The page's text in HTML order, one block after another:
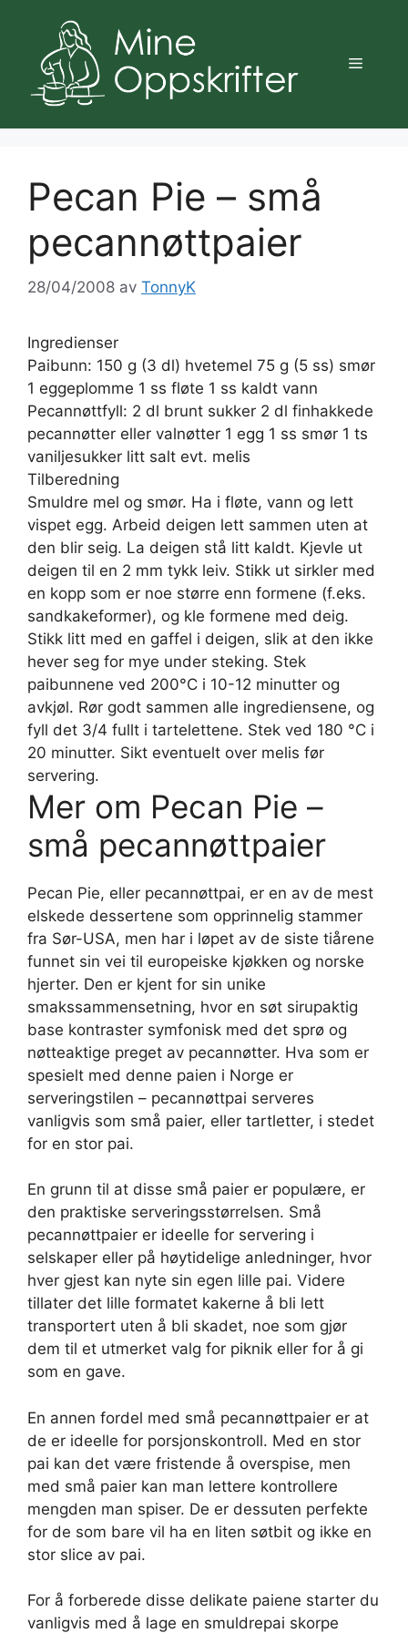
innhold
Meny
Pecan Pie – små
pecannøttpaier
28/04/2008 av TonnyK
Ingredienser
Paibunn: 150 g (3 dl) hvetemel 75 g (5 ss) smør
1 eggeplomme 1 ss fløte 1 ss kaldt vann
Pecannøttfyll: 2 dl brunt sukker 2 dl finhakkede
pecannøtter eller valnøtter 1 egg 1 ss smør 1 ts
vaniljesukker litt salt evt. melis
Tilberedning
Smuldre mel og smør. Ha i fløte, vann og lett
vispet egg. Arbeid deigen lett sammen uten at
den blir seig. La deigen stå litt kaldt. Kjevle ut
deigen til en 2 mm tykk leiv. Stikk ut sirkler med
en kopp som er noe større enn formene (f.eks.
sandkakeformer), og kle formene med deig.
Stikk litt med en gaffel i deigen, slik at den ikke
hever seg for mye under steking. Stek
paibunnene ved 200°C i 10-12 minutter og
avkjøl. Rør godt sammen alle ingrediensene, og
fyll det 3/4 fullt i tartelettene. Stek ved 180 °C i
20 minutter. Sikt eventuelt over melis før
servering.
Mer om Pecan Pie –
små pecannøttpaier
Pecan Pie, eller pecannøttpai, er en av de mest
elskede dessertene som opprinnelig stammer
fra Sør-USA, men har i løpet av de siste tiårene
funnet sin vei til europeiske kjøkken og norske
hjerter. Den er kjent for sin unike
smakssammensetning, hvor en søt sirupaktig
base kontraster symfonisk med det sprø og
nøtteaktige preget av pecannøtter. Hva som er
spesielt med denne paien i Norge er
serveringstilen – pecannøttpai serveres
vanligvis som små paier, eller tartletter, i stedet
for en stor pai.
En grunn til at disse små paier er populære, er
den praktiske serveringsstørrelsen. Små
pecannøttpaier er ideelle for servering i
selskaper eller på høytidelige anledninger, hvor
hver gjest kan nyte sin egen lille pai. Videre
tillater det lille formatet kakerne å bli lett
transportert uten å bli skadet, noe som gjør
dem til et utmerket valg for piknik eller for å gi
som en gave.
En annen fordel med små pecannøttpaier er at
de er ideelle for porsjonskontroll. Med en stor
pai kan det være fristende å overspise, men
med små paier kan man lettere kontrollere
mengden man spiser. De er dessuten perfekte
for de som bare vil ha en liten søtbit og ikke en
stor slice av pai.
For å forberede disse delikate paiene starter du
vanligvis med å lage en smuldrepai skorpe